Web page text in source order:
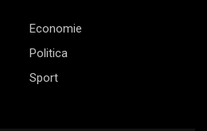
Economie
Politica
Sport